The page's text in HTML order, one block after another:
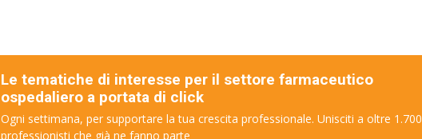
Le tematiche di interesse per il settore farmaceutico
ospedaliero a portata di click
Ogni settimana, per supportare la tua crescita professionale. Unisciti a oltre 1.700
professionisti che già ne fanno parte